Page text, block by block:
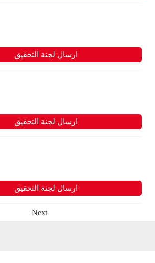
ارسال لجنة التحقيق
ارسال لجنة التحقيق
ارسال لجنة التحقيق
Next